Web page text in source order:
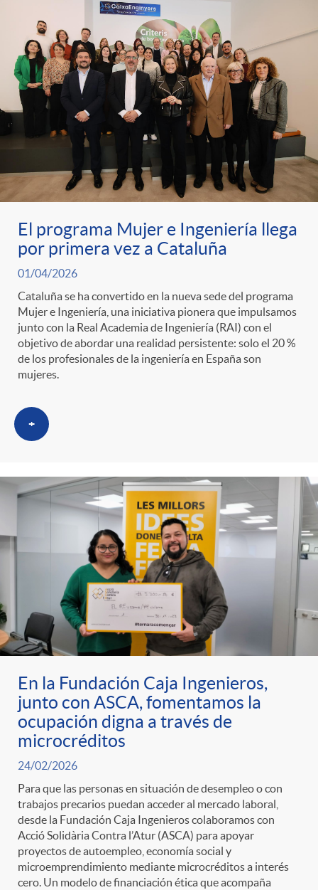
El programa Mujer e Ingeniería llega
por primera vez a Cataluña
01/04/2026
Cataluña se ha convertido en la nueva sede del programa
Mujer e Ingeniería, una iniciativa pionera que impulsamos
junto con la Real Academia de Ingeniería (RAI) con el
objetivo de abordar una realidad persistente: solo el 20 %
de los profesionales de la ingeniería en España son
mujeres.
+
En la Fundación Caja Ingenieros,
junto con ASCA, fomentamos la
ocupación digna a través de
microcréditos
24/02/2026
Para que las personas en situación de desempleo o con
trabajos precarios puedan acceder al mercado laboral,
desde la Fundación Caja Ingenieros colaboramos con
Acció Solidària Contra l’Atur (ASCA) para apoyar
proyectos de autoempleo, economía social y
microemprendimiento mediante microcréditos a interés
cero. Un modelo de financiación ética que acompaña